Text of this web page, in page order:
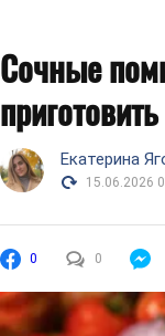
Сочные
Екатерина
15.06.2026
0 0